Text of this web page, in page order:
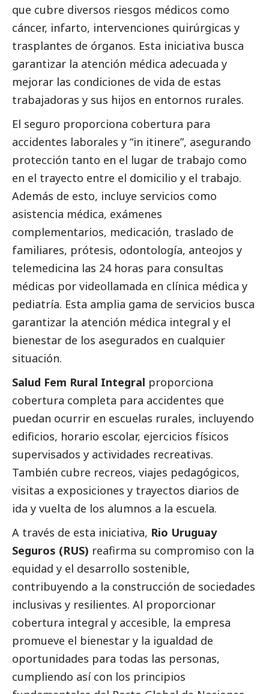
que cubre diversos riesgos médicos como
cáncer, infarto, intervenciones quirúrgicas y
trasplantes de órganos. Esta iniciativa busca
garantizar la atención médica adecuada y
mejorar las condiciones de vida de estas
trabajadoras y sus hijos en entornos rurales.
El seguro proporciona cobertura para
accidentes laborales y “in itinere”, asegurando
protección tanto en el lugar de trabajo como
en el trayecto entre el domicilio y el trabajo.
Además de esto, incluye servicios como
asistencia médica, exámenes
complementarios, medicación, traslado de
familiares, prótesis, odontología, anteojos y
telemedicina las 24 horas para consultas
médicas por videollamada en clínica médica y
pediatría. Esta amplia gama de servicios busca
garantizar la atención médica integral y el
bienestar de los asegurados en cualquier
situación.
Salud Fem Rural Integral proporciona
cobertura completa para accidentes que
puedan ocurrir en escuelas rurales, incluyendo
edificios, horario escolar, ejercicios físicos
supervisados y actividades recreativas.
También cubre recreos, viajes pedagógicos,
visitas a exposiciones y trayectos diarios de
ida y vuelta de los alumnos a la escuela.
A través de esta iniciativa, Rio Uruguay
Seguros (RUS) reafirma su compromiso con la
equidad y el desarrollo sostenible,
contribuyendo a la construcción de sociedades
inclusivas y resilientes. Al proporcionar
cobertura integral y accesible, la empresa
promueve el bienestar y la igualdad de
oportunidades para todas las personas,
cumpliendo así con los principios